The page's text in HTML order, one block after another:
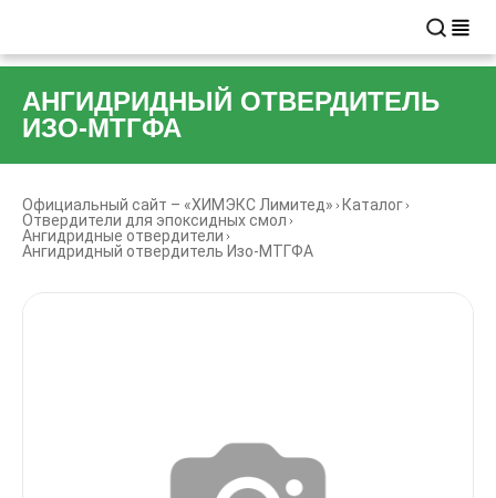
АНГИДРИДНЫЙ ОТВЕРДИТЕЛЬ
ИЗО-МТГФА
Официальный сайт – «ХИМЭКС Лимитед»
Каталог
Отвердители для эпоксидных смол
Ангидридные отвердители
Ангидридный отвердитель Изо-МТГФА